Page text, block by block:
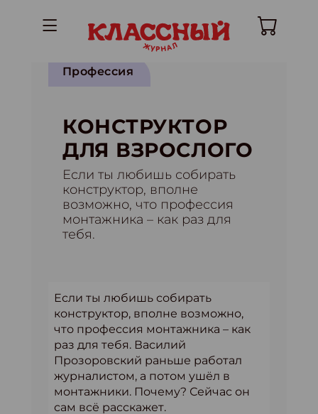
Профессия
КОНСТРУКТОР
ДЛЯ ВЗРОСЛОГО
Если ты любишь собирать
конструктор, вполне
возможно, что профессия
монтажника – как раз для
тебя.
Если ты любишь собирать
конструктор, вполне возможно,
что профессия монтажника – как
раз для тебя. Василий
Прозоровский раньше работал
журналистом, а потом ушёл в
монтажники. Почему? Сейчас он
сам всё расскажет.